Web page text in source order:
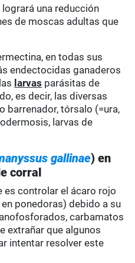
logrará una reducción
de moscas adultas que
en todas sus
endectocidas ganaderos
larvas parásitas de
es decir, las diversas
barrenador, tórsalo (=ura,
larvas de
gallinae) en
corral
es controlar el ácaro rojo
ponedoras) debido a su
carbamatos
extrañar que algunos
intentar resolver este